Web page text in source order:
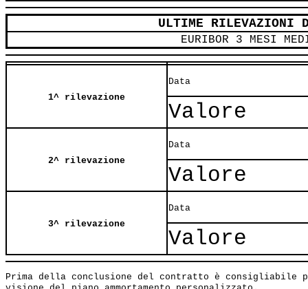
ULTIME RILEVAZIONI
EURIBOR 3 MESI
1^ rilevazione
Data
Valore
2^ rilevazione
Data
Valore
3^ rilevazione
Data
Valore
Prima della conclusione del contratto è consigliabile